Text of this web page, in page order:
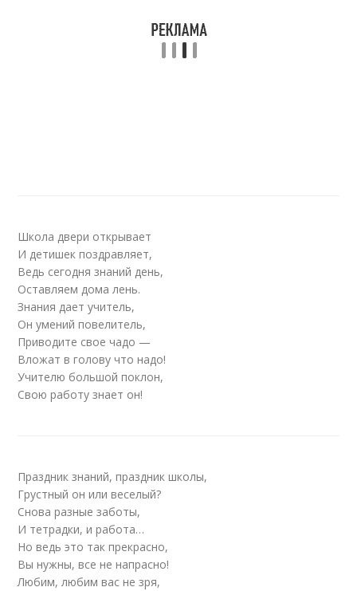
Школа двери открывает
И детишек поздравляет,
Ведь сегодня знаний день,
Оставляем дома лень.
Знания дает учитель,
Он умений повелитель,
Приводите свое чадо —
Вложат в голову что надо!
Учителю большой поклон,
Свою работу знает он!
Праздник знаний, праздник школы,
Грустный он или веселый?
Снова разные заботы,
И тетрадки, и работа…
Но ведь это так прекрасно,
Вы нужны, все не напрасно!
Любим, любим вас не зря,